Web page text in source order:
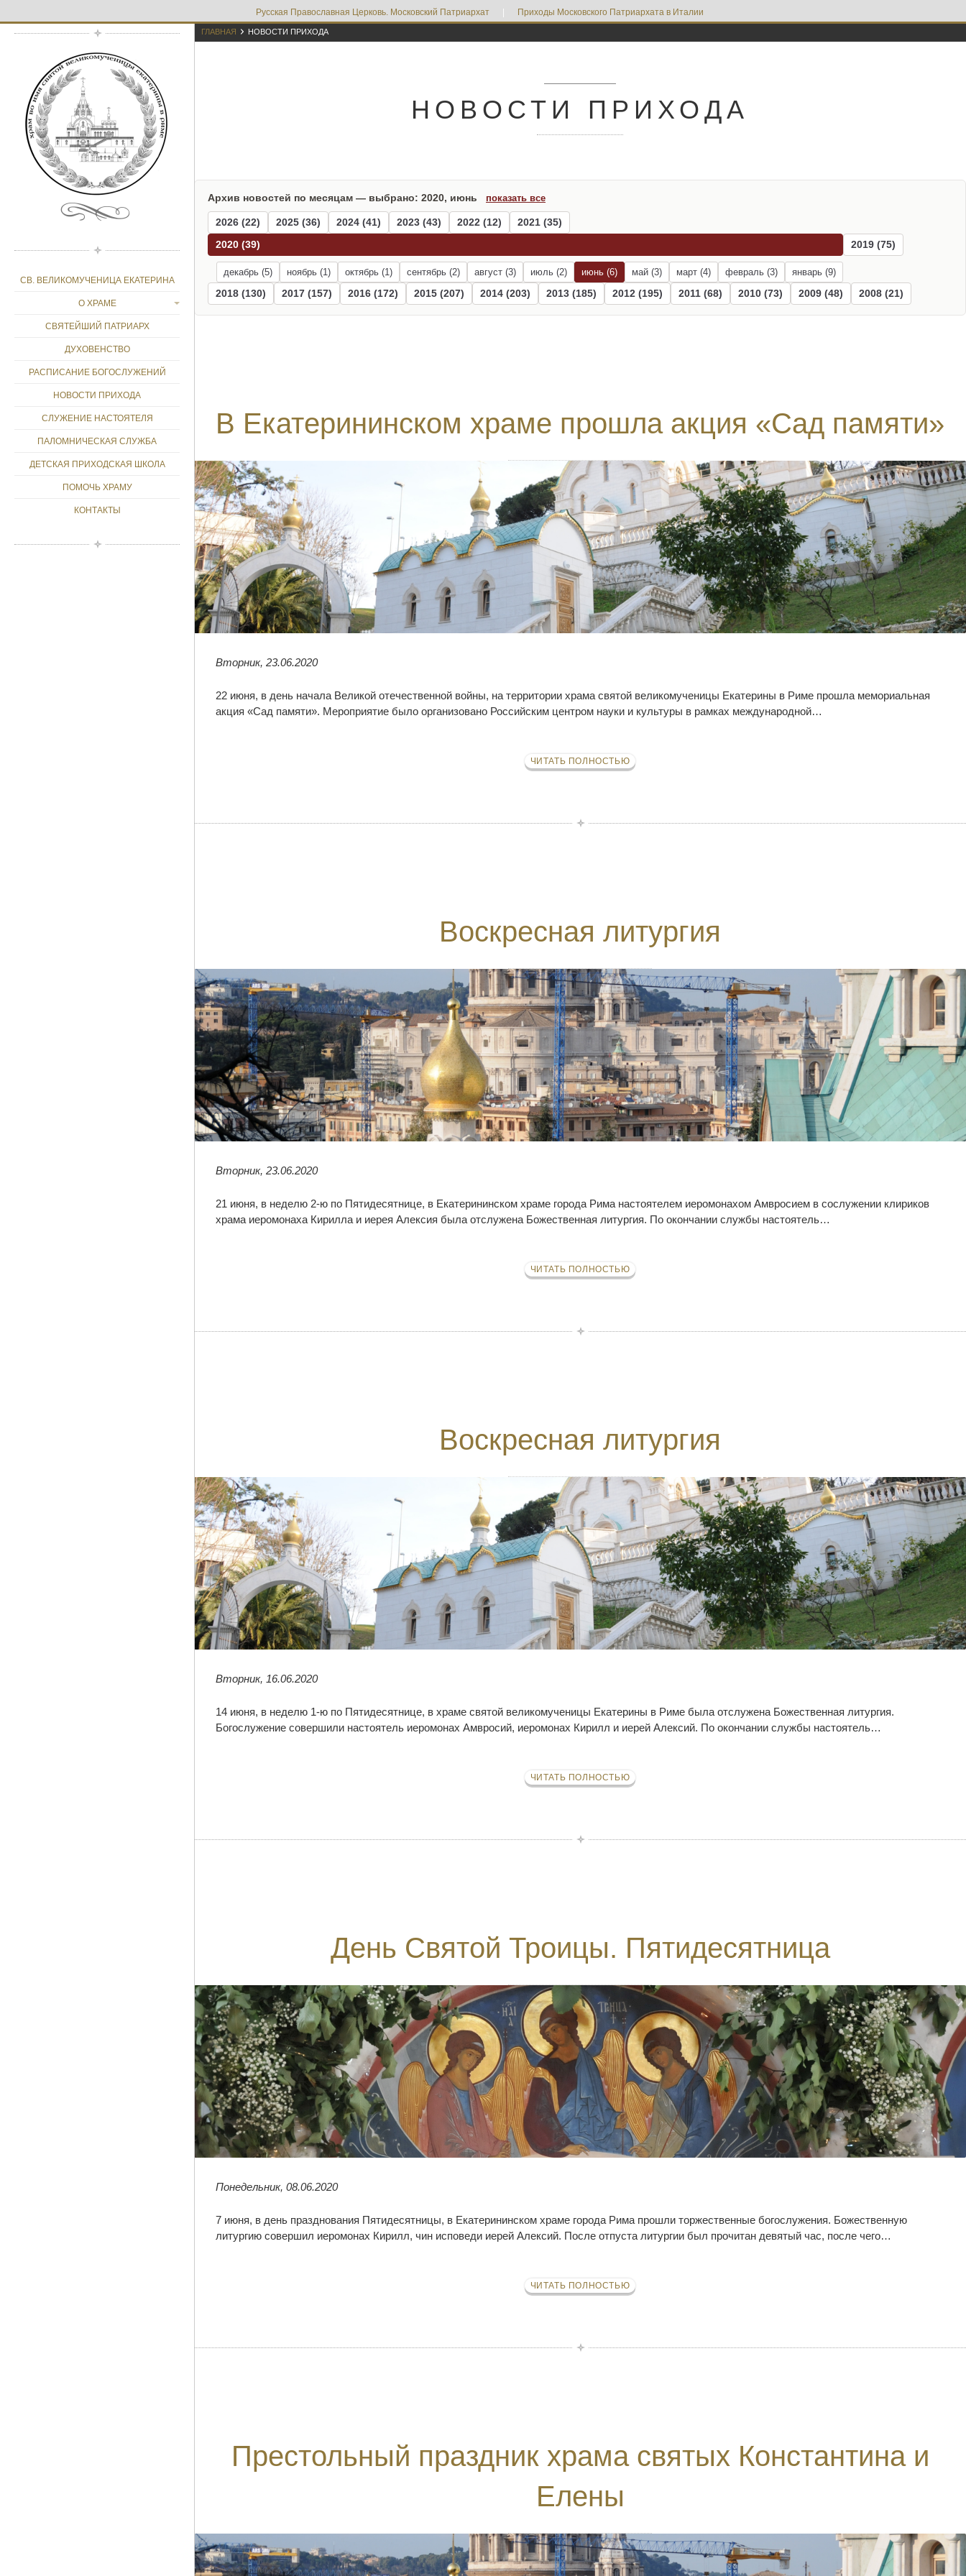
Русская Православная Церковь. Московский Патриархат Приходы Московского Патриархата в Италии
СВ. ВЕЛИКОМУЧЕНИЦА ЕКАТЕРИНА
О ХРАМЕ
СВЯТЕЙШИЙ ПАТРИАРХ
ДУХОВЕНСТВО
РАСПИСАНИЕ БОГОСЛУЖЕНИЙ
НОВОСТИ ПРИХОДА
СЛУЖЕНИЕ НАСТОЯТЕЛЯ
ПАЛОМНИЧЕСКАЯ СЛУЖБА
ДЕТСКАЯ ПРИХОДСКАЯ ШКОЛА
ПОМОЧЬ ХРАМУ
КОНТАКТЫ
ГЛАВНАЯ  НОВОСТИ ПРИХОДА
НОВОСТИ ПРИХОДА
Архив новостей по месяцам — выбрано: 2020, июнь показать все
2026 (22) 2025 (36) 2024 (41) 2023 (43) 2022 (12)
2021 (35)
2020 (39)
декабрь (5) ноябрь (1) октябрь (1) сентябрь (2) август (3) июль (2) июнь (6) май (3) март (4) февраль (3) январь (9)
2019 (75)
2018 (130) 2017 (157) 2016 (172) 2015 (207) 2014 (203) 2013 (185) 2012 (195) 2011 (68) 2010 (73) 2009 (48) 2008 (21)
В Екатерининском храме прошла акция «Сад памяти»
Вторник, 23.06.2020
22 июня, в день начала Великой отечественной войны, на территории храма святой великомученицы Екатерины в Риме прошла мемориальная
акция «Сад памяти». Мероприятие было организовано Российским центром науки и культуры в рамках международной…
ЧИТАТЬ ПОЛНОСТЬЮ
Воскресная литургия
Вторник, 23.06.2020
21 июня, в неделю 2-ю по Пятидесятнице, в Екатерининском храме города Рима настоятелем иеромонахом Амвросием в сослужении клириков
храма иеромонаха Кирилла и иерея Алексия была отслужена Божественная литургия. По окончании службы настоятель…
ЧИТАТЬ ПОЛНОСТЬЮ
Воскресная литургия
Вторник, 16.06.2020
14 июня, в неделю 1-ю по Пятидесятнице, в храме святой великомученицы Екатерины в Риме была отслужена Божественная литургия.
Богослужение совершили настоятель иеромонах Амвросий, иеромонах Кирилл и иерей Алексий. По окончании службы настоятель…
ЧИТАТЬ ПОЛНОСТЬЮ
День Святой Троицы. Пятидесятница
Понедельник, 08.06.2020
7 июня, в день празднования Пятидесятницы, в Екатерининском храме города Рима прошли торжественные богослужения. Божественную
литургию совершил иеромонах Кирилл, чин исповеди иерей Алексий. После отпуста литургии был прочитан девятый час, после чего…
ЧИТАТЬ ПОЛНОСТЬЮ
Престольный праздник храма святых Константина и
Елены